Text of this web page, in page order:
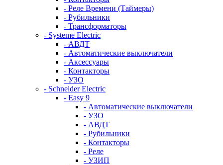
- Реле Времени (Таймеры)
- Рубильники
- Трансформаторы
- Systeme Electric
- АВДТ
- Автоматические выключатели
- Аксессуары
- Контакторы
- УЗО
- Schneider Electric
- Easy 9
- Автоматические выключатели
- УЗО
- АВДТ
- Рубильники
- Контакторы
- Реле
- УЗИП